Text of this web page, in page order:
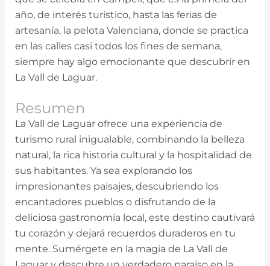
año, de interés turístico, hasta las ferias de
artesanía, la pelota Valenciana, donde se practica
en las calles casi todos los fines de semana,
siempre hay algo emocionante que descubrir en
La Vall de Laguar.
Resumen
La Vall de Laguar ofrece una experiencia de
turismo rural inigualable, combinando la belleza
natural, la rica historia cultural y la hospitalidad de
sus habitantes. Ya sea explorando los
impresionantes paisajes, descubriendo los
encantadores pueblos o disfrutando de la
deliciosa gastronomía local, este destino cautivará
tu corazón y dejará recuerdos duraderos en tu
mente. Sumérgete en la magia de La Vall de